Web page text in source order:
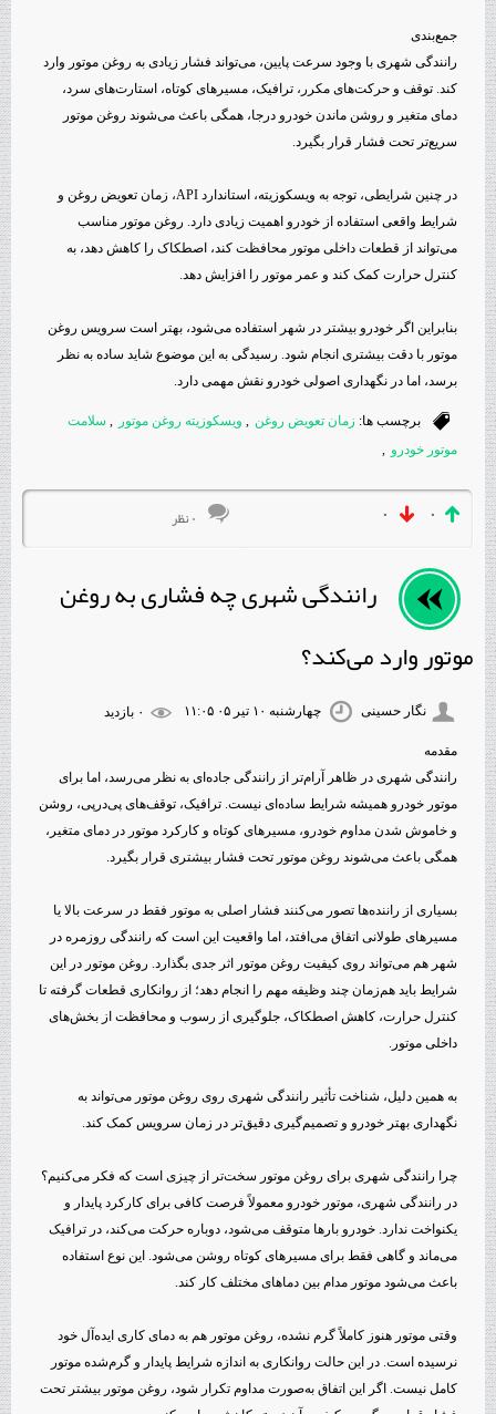
جمع‌بندی
رانندگی شهری با وجود سرعت پایین، می‌تواند فشار زیادی به روغن موتور وارد
کند. توقف و حرکت‌های مکرر، ترافیک، مسیرهای کوتاه، استارت‌های سرد،
دمای متغیر و روشن ماندن خودرو درجا، همگی باعث می‌شوند روغن موتور
سریع‌تر تحت فشار قرار بگیرد.
در چنین شرایطی، توجه به ویسکوزیته، استاندارد API، زمان تعویض روغن و
شرایط واقعی استفاده از خودرو اهمیت زیادی دارد. روغن موتور مناسب
می‌تواند از قطعات داخلی موتور محافظت کند، اصطکاک را کاهش دهد، به
کنترل حرارت کمک کند و عمر موتور را افزایش دهد.
بنابراین اگر خودرو بیشتر در شهر استفاده می‌شود، بهتر است سرویس روغن
موتور با دقت بیشتری انجام شود. رسیدگی به این موضوع شاید ساده به نظر
برسد، اما در نگهداری اصولی خودرو نقش مهمی دارد.
برچسب ها: زمان تعويض روغن , ويسكوزيته روغن موتور , سلامت
موتور خودرو ,
۰ ۰ ۰ نظر
رانندگی شهری چه فشاری به روغن
موتور وارد می‌کند؟
نگار حسینی چهارشنبه ۱۰ تیر ۰۵ ۱۱:۰۵
مقدمه
رانندگی شهری در ظاهر آرام‌تر از رانندگی جاده‌ای به نظر می‌رسد، اما برای
موتور خودرو همیشه شرایط ساده‌ای نیست. ترافیک، توقف‌های پی‌درپی، روشن
و خاموش شدن مداوم خودرو، مسیرهای کوتاه و کارکرد موتور در دمای متغیر،
همگی باعث می‌شوند روغن موتور تحت فشار بیشتری قرار بگیرد.
بسیاری از راننده‌ها تصور می‌کنند فشار اصلی به موتور فقط در سرعت بالا یا
مسیرهای طولانی اتفاق می‌افتد، اما واقعیت این است که رانندگی روزمره در
شهر هم می‌تواند روی کیفیت روغن موتور اثر جدی بگذارد. روغن موتور در این
شرایط باید هم‌زمان چند وظیفه مهم را انجام دهد؛ از روانکاری قطعات گرفته تا
کنترل حرارت، کاهش اصطکاک، جلوگیری از رسوب و محافظت از بخش‌های
داخلی موتور.
به همین دلیل، شناخت تأثیر رانندگی شهری روی روغن موتور می‌تواند به
نگهداری بهتر خودرو و تصمیم‌گیری دقیق‌تر در زمان سرویس کمک کند.
چرا رانندگی شهری برای روغن موتور سخت‌تر از چیزی است که فکر می‌کنیم؟
در رانندگی شهری، موتور خودرو معمولاً فرصت کافی برای کارکرد پایدار و
یکنواخت ندارد. خودرو بارها متوقف می‌شود، دوباره حرکت می‌کند، در ترافیک
می‌ماند و گاهی فقط برای مسیرهای کوتاه روشن می‌شود. این نوع استفاده
باعث می‌شود موتور مدام بین دماهای مختلف کار کند.
وقتی موتور هنوز کاملاً گرم نشده، روغن موتور هم به دمای کاری ایده‌آل خود
نرسیده است. در این حالت روانکاری به اندازه شرایط پایدار و گرم‌شده موتور
کامل نیست. اگر این اتفاق به‌صورت مداوم تکرار شود، روغن موتور بیشتر تحت